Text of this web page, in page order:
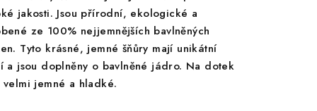
jakosti. Jsou přírodní, ekologické a
ze 100% nejjemnějších bavlněných
Tyto krásné, jemné šňůry mají unikátní
a jsou doplněny o bavlněné jádro. Na dotek
velmi jemné a hladké.